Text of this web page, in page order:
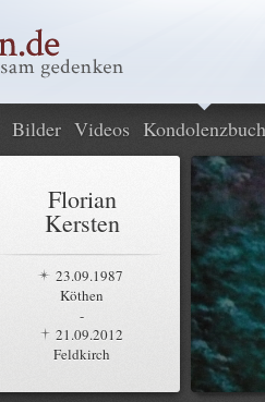
Bilder Videos Kondolenzbuch
Florian
Kersten
23.09.1987
Köthen
-
21.09.2012
Feldkirch